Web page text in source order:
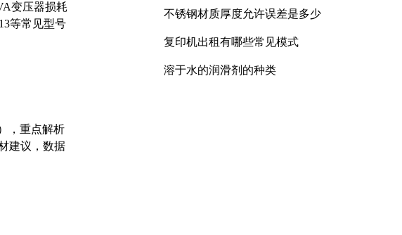
变压器损耗
等常见型号
，重点解析
建议，数据
不锈钢材质厚度允许误差是多少
复印机出租有哪些常见模式
溶于水的润滑剂的种类